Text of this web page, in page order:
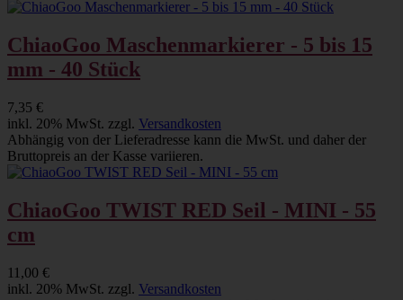
ChiaoGoo Maschenmarkierer - 5 bis 15
mm - 40 Stück
7,35 €
inkl. 20% MwSt. zzgl. Versandkosten
Abhängig von der Lieferadresse kann die MwSt. und daher der
Bruttopreis an der Kasse variieren.
ChiaoGoo TWIST RED Seil - MINI - 55
cm
11,00 €
inkl. 20% MwSt. zzgl. Versandkosten